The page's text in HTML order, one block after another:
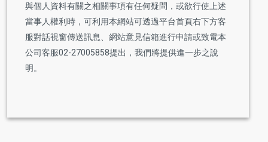
與個人資料有關之相關事項有任何疑問，或欲行使上述
當事人權利時，可利用本網站可透過平台首頁右下方客
服對話視窗傳送訊息、網站意見信箱進行申請或致電本
公司客服02-27005858提出，我們將提供進一步之說
明。